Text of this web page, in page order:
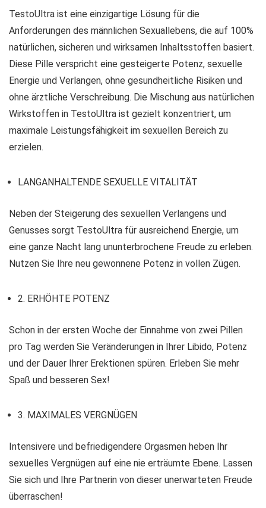
TestoUltra ist eine einzigartige Lösung für die
Anforderungen des männlichen Sexuallebens, die auf 100%
natürlichen, sicheren und wirksamen Inhaltsstoffen basiert.
Diese Pille verspricht eine gesteigerte Potenz, sexuelle
Energie und Verlangen, ohne gesundheitliche Risiken und
ohne ärztliche Verschreibung. Die Mischung aus natürlichen
Wirkstoffen in TestoUltra ist gezielt konzentriert, um
maximale Leistungsfähigkeit im sexuellen Bereich zu
erzielen.
LANGANHALTENDE SEXUELLE VITALITÄT
Neben der Steigerung des sexuellen Verlangens und
Genusses sorgt TestoUltra für ausreichend Energie, um
eine ganze Nacht lang ununterbrochene Freude zu erleben.
Nutzen Sie Ihre neu gewonnene Potenz in vollen Zügen.
2. ERHÖHTE POTENZ
Schon in der ersten Woche der Einnahme von zwei Pillen
pro Tag werden Sie Veränderungen in Ihrer Libido, Potenz
und der Dauer Ihrer Erektionen spüren. Erleben Sie mehr
Spaß und besseren Sex!
3. MAXIMALES VERGNÜGEN
Intensivere und befriedigendere Orgasmen heben Ihr
sexuelles Vergnügen auf eine nie erträumte Ebene. Lassen
Sie sich und Ihre Partnerin von dieser unerwarteten Freude
überraschen!